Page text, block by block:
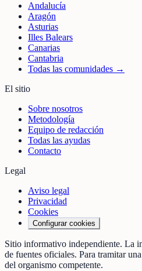
Andalucía
Aragón
Asturias
Illes Balears
Canarias
Cantabria
Todas las comunidades →
El sitio
Sobre nosotros
Metodología
Equipo de redacción
Todas las ayudas
Contacto
Legal
Aviso legal
Privacidad
Cookies
Configurar cookies
Sitio informativo independiente. La
de fuentes oficiales. Para tramitar
del organismo competente.